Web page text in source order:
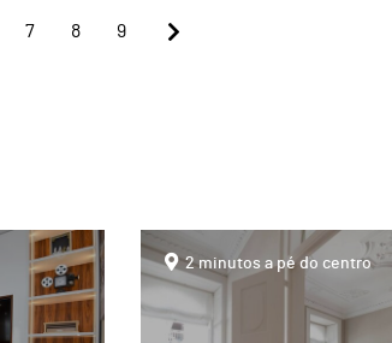
7 8 9
page2 minutos a pé do centro